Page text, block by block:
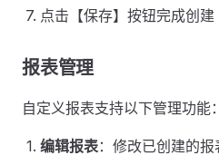
点击【保存】按钮完成创建
报表管理
自定义报表支持以下管理功能：
编辑报表：修改已创建的报